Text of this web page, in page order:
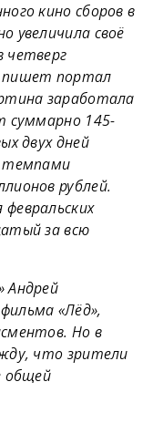
кино сборов в
увеличила своё
четверг
пишет портал
заработала
суммарно 145-
двух дней
темпами
рублей.
за всю
Андрей
«Лёд»,
Но в
что зрители
общей